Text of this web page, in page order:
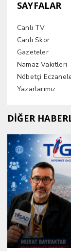
SAYFALAR
Canlı TV
Canlı Skor
Gazeteler
Namaz Vakitleri
Nöbetçi
Yazarlarımız
DİĞER